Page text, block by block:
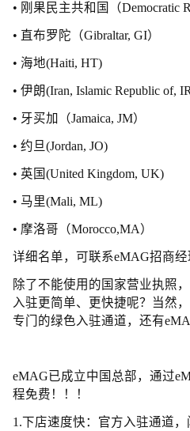
• 刚果民主共和国（Democratic
• 直布罗陀（Gibraltar, GI）
• 海地(Haiti, HT)
• 伊朗(Iran, Islamic Republic of,
• 牙买加（Jamaica, JM）
• 约旦(Jordan, JO)
• 英国(United Kingdom, UK)
• 马里(Mali, ML)
• 摩洛哥（Morocco,MA）
详细名单，可联系eMAG招商经
除了不能使用的国家营业执照
入驻更简单、更快捷呢？当然
专门的绿色入驻通道，还有
eMAG已成立中国总部，通过
程免费！！！
1.下店速度快：官方入驻通道